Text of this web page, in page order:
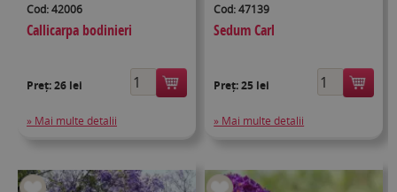
Cod: 42006
Callicarpa bodinieri
Preț:26 lei
» Mai multe detalii
Cod: 47139
Sedum Carl
Preț:25 lei
» Mai multe detalii